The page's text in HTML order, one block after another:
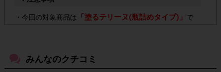
・今回の対象商品は 「塗るテリーヌ(瓶詰めタイプ)」 で
みんなのクチコミ